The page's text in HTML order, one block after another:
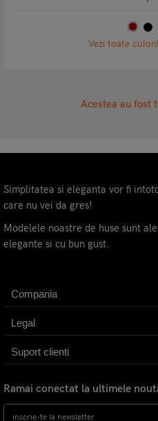
Vezi toate
Acestea au fost
Simplitatea si eleganta vor fi
care nu vei da gres!
Modelele noastre de huse sunt
elegante si cu bun gust.
Compania
Legal
Suport clienti
Ramai conectat la ultimele